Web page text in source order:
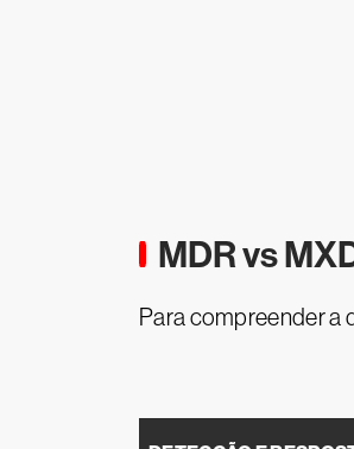
MDR vs
Para compreender a